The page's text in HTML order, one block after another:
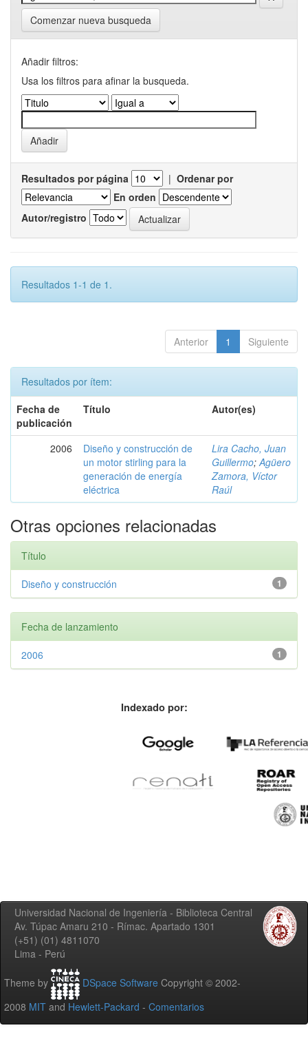
Comenzar nueva busqueda
Añadir filtros:
Usa los filtros para afinar la busqueda.
Resultados por página | Ordenar por
En orden
Autor/registro
Resultados 1-1 de 1.
Anterior 1 Siguiente
Resultados por ítem:
Fecha de
publicación
Título Autor(es)
2006
Diseño y construcción de
un motor stirling para la
generación de energía
eléctrica
Lira Cacho, Juan
Guillermo; Agüero
Zamora, Víctor
Raúl
Otras opciones relacionadas
Título
1
Diseño y construcción
Fecha de lanzamiento
1
2006
Indexado por:
Universidad Nacional de Ingeniería - Biblioteca Central
Av. Túpac Amaru 210 - Rímac. Apartado 1301
(+51) (01) 4811070
Lima - Perú
Theme by DSpace Software Copyright © 2002-
2008 MIT and Hewlett-Packard - Comentarios